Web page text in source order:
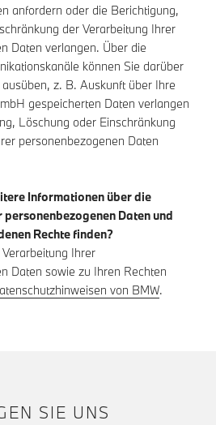
anfordern oder die Berichtigung,
der Verarbeitung Ihrer
Daten verlangen. Über die
können Sie darüber
z. B. Auskunft über Ihre
gespeicherten Daten verlangen
Löschung oder Einschränkung
personenbezogenen Daten
Informationen über die
Daten und
Rechte finden?
Ihrer
Daten sowie zu Ihren Rechten
von BMW.
SIE UNS